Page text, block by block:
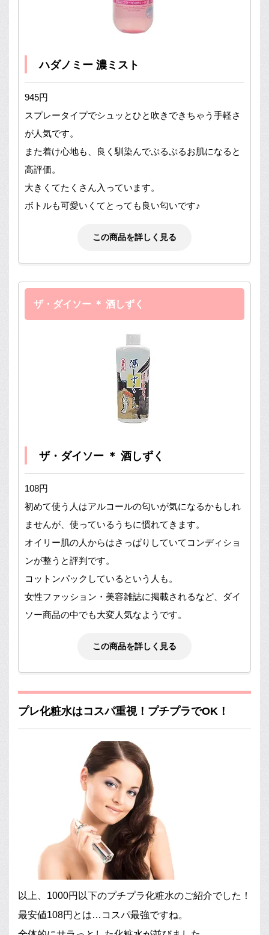
ハダノミー 濃ミスト
945円
スプレータイプでシュッとひと吹きできちゃう手軽さ
が人気です。
また着け心地も、良く馴染んでぷるぷるお肌になると
高評価。
大きくてたくさん入っています。
ボトルも可愛いくてとっても良い匂いです♪
この商品を詳しく見る
ザ・ダイソー ＊ 酒しずく
ザ・ダイソー ＊ 酒しずく
108円
初めて使う人はアルコールの匂いが気になるかもしれ
ませんが、使っているうちに慣れてきます。
オイリー肌の人からはさっぱりしていてコンディショ
ンが整うと評判です。
コットンパックしているという人も。
女性ファッション・美容雑誌に掲載されるなど、ダイ
ソー商品の中でも大変人気なようです。
この商品を詳しく見る
プレ化粧水はコスパ重視！プチプラでOK！
以上、1000円以下のプチプラ化粧水のご紹介でした！
最安値108円とは…コスパ最強ですね。